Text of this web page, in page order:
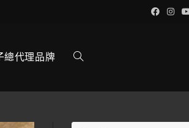
總代理品牌